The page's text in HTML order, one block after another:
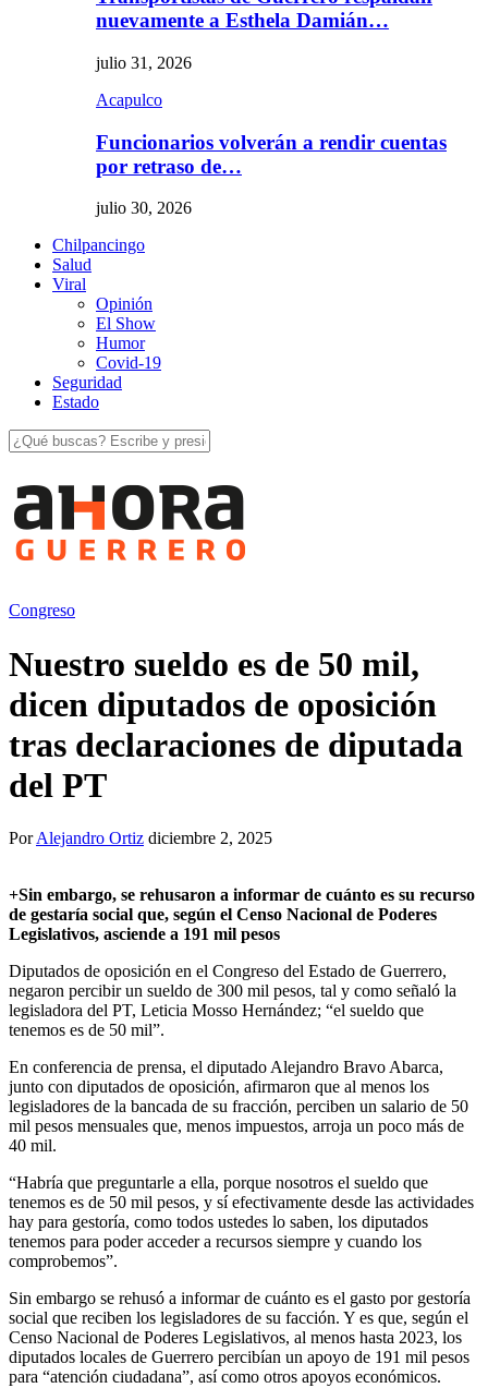
nuevamente a Esthela Damián…
julio 31, 2026
Acapulco
Funcionarios volverán a rendir cuentas
por retraso de…
julio 30, 2026
Chilpancingo
Salud
Viral
Opinión
El Show
Humor
Covid-19
Seguridad
Estado
Congreso
Nuestro sueldo es de 50 mil,
dicen diputados de oposición
tras declaraciones de diputada
del PT
PorAlejandro Ortiz diciembre 2, 2025
+Sin embargo, se rehusaron a informar de cuánto es su recurso
de gestaría social que, según el Censo Nacional de Poderes
Legislativos, asciende a 191 mil pesos
Diputados de oposición en el Congreso del Estado de Guerrero,
negaron percibir un sueldo de 300 mil pesos, tal y como señaló la
legisladora del PT, Leticia Mosso Hernández; “el sueldo que
tenemos es de 50 mil”.
En conferencia de prensa, el diputado Alejandro Bravo Abarca,
junto con diputados de oposición, afirmaron que al menos los
legisladores de la bancada de su fracción, perciben un salario de 50
mil pesos mensuales que, menos impuestos, arroja un poco más de
40 mil.
“Habría que preguntarle a ella, porque nosotros el sueldo que
tenemos es de 50 mil pesos, y sí efectivamente desde las actividades
hay para gestoría, como todos ustedes lo saben, los diputados
tenemos para poder acceder a recursos siempre y cuando los
comprobemos”.
Sin embargo se rehusó a informar de cuánto es el gasto por gestoría
social que reciben los legisladores de su facción. Y es que, según el
Censo Nacional de Poderes Legislativos, al menos hasta 2023, los
diputados locales de Guerrero percibían un apoyo de 191 mil pesos
para “atención ciudadana”, así como otros apoyos económicos.